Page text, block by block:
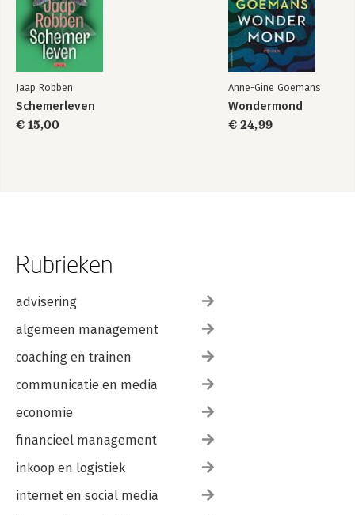
Jaap Robben
Schemerleven
€ 15,00
Anne-Gine Goemans
Wondermond
€ 24,99
Rubrieken
advisering
algemeen management
coaching en trainen
communicatie en media
economie
financieel management
inkoop en logistiek
internet en social media